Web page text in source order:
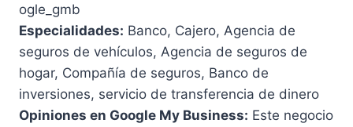
ogle_gmb
Especialidades: Banco, Cajero, Agencia de
seguros de vehículos, Agencia de seguros de
hogar, Compañía de seguros, Banco de
inversiones, servicio de transferencia de dinero
Opiniones en Google My Business: Este negocio